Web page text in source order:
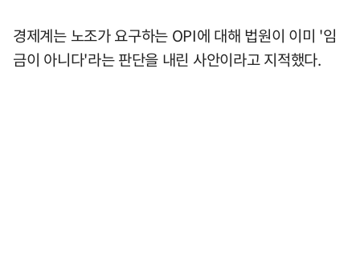
경제계는 노조가 요구하는 OPI에 대해 법원이 이미 '임
금이 아니다'라는 판단을 내린 사안이라고 지적했다.